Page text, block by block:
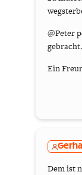
@Peter
Ein
Dem ist